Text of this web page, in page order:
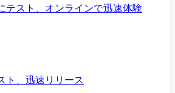
テスト、オンラインで迅速体験
ト、迅速リリース